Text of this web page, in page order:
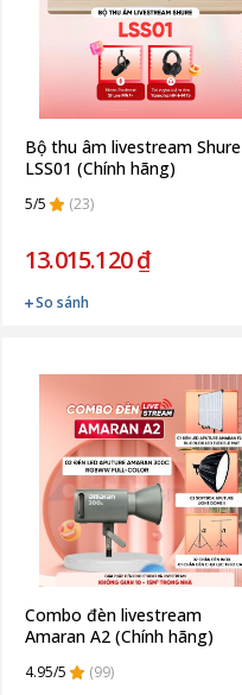
Bộ thu âm livestream Shure
LSS01 (Chính hãng)
5/5 (23)
13.015.120 ₫
So sánh
Combo đèn livestream
Amaran A2 (Chính hãng)
4.95/5 (99)